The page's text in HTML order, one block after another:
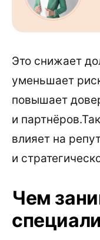
Это снижает
уменьшает
повышает
и
влияет на
и
Чем